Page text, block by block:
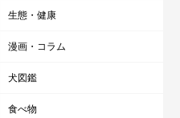
生態・健康
漫画・コラム
犬図鑑
食べ物